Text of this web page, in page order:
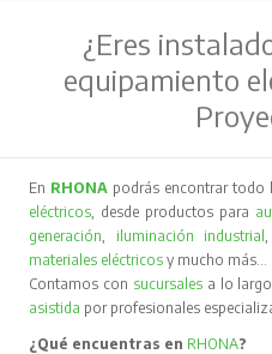
¿Eres
equipamiento
En RHONA podrás encontrar todo
eléctricos , desde productos para
generación
iluminación industrial
materiales eléctricos y mucho más…
Contamos con sucursales a lo
asistida por profesionales
¿Qué encuentras en RHONA?